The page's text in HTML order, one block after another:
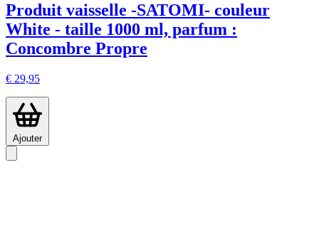
Produit vaisselle -SATOMI- couleur
White - taille 1000 ml, parfum :
Concombre Propre
€ 29,95
Ajouter